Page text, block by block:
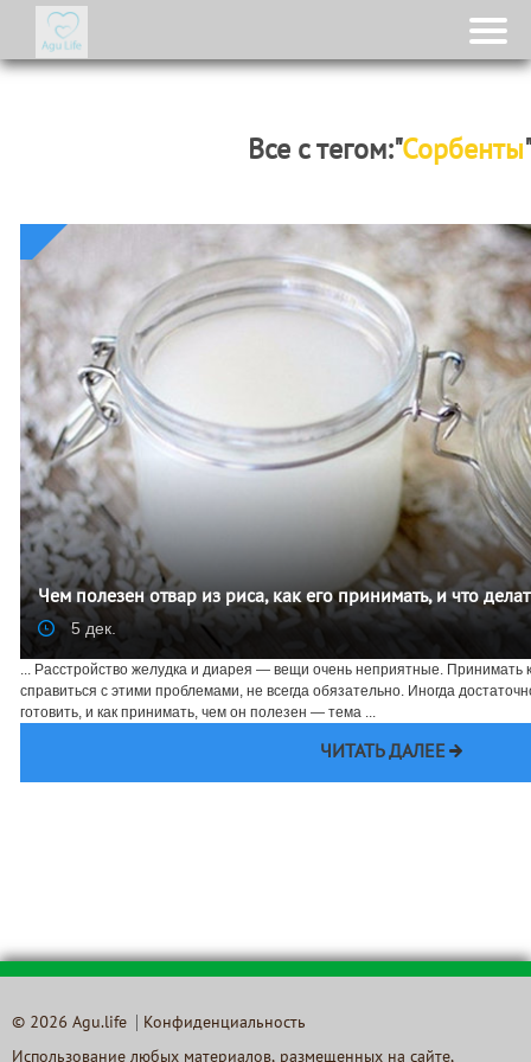
Все с тегом:"Сорбенты
Чем полезен отвар из риса, как его принимать, и что
5 дек.
... Расстройство желудка и диарея — вещи очень неприятные. Принимать
справиться с этими проблемами, не всегда обязательно. Иногда
готовить, и как принимать, чем он полезен — тема ...
ЧИТАТЬ ДАЛЕЕ
© 2026 Agu.life Конфиденциальность
Использование любых материалов, размещенных на сайте,